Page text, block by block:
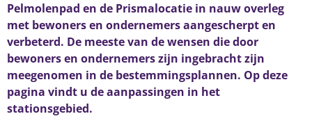
Pelmolenpad en de Prismalocatie in nauw overleg
met bewoners en ondernemers aangescherpt en
verbeterd. De meeste van de wensen die door
bewoners en ondernemers zijn ingebracht zijn
meegenomen in de bestemmingsplannen. Op deze
pagina vindt u de aanpassingen in het
stationsgebied.